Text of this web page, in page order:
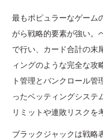
最もポピュラーなゲーム
がら戦略的要素が強い。
で行い、カード合計の末
ィングのような完全な攻
ト管理とバンクロール
ったベッティングシステ
リミットや連敗リスクを
ブラックジャックは戦略